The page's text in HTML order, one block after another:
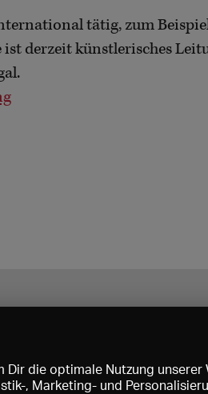
tätig, zum
ist derzeit künstlerisches
Dir die optimale Nutzung
, Marketing- und